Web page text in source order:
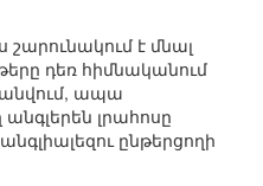
շարունակում է մնալ
դեռ հիմնականում
ապա
լրահոսը
ընթերցողի